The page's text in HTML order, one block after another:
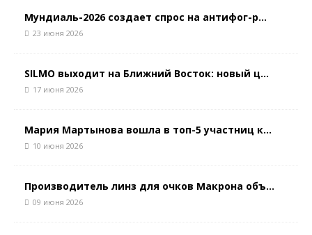
Мундиаль-2026 создает спрос на антифог-р...
23 июня 2026
SILMO выходит на Ближний Восток: новый ц...
17 июня 2026
Мария Мартынова вошла в топ-5 участниц к...
10 июня 2026
Производитель линз для очков Макрона объ...
09 июня 2026